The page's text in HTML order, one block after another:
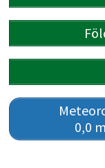
0,0